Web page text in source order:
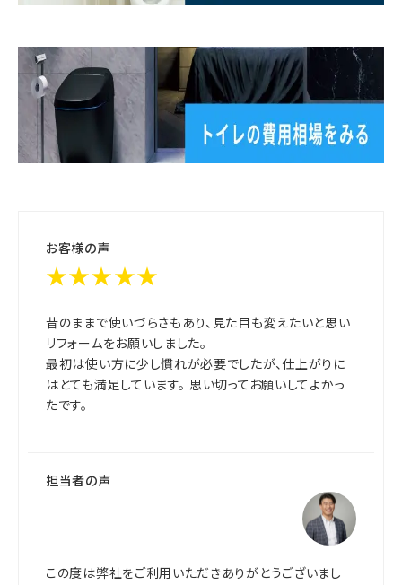
お客様の声
★★★★★
昔のままで使いづらさもあり、見た目も変えたいと思い
リフォームをお願いしました。
最初は使い方に少し慣れが必要でしたが、仕上がりに
はとても満足しています。 思い切ってお願いしてよかっ
たです。
担当者の声
この度は弊社をご利用いただきありがとうございまし